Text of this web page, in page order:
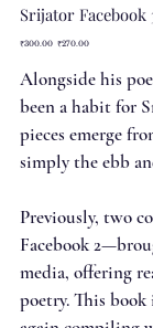
Srijator Facebook
Original
₹300.00 Sale
₹270.00
Alongside his
been a habit for
pieces emerge
simply the ebb
Previously, two
Facebook
media, offering
poetry. This